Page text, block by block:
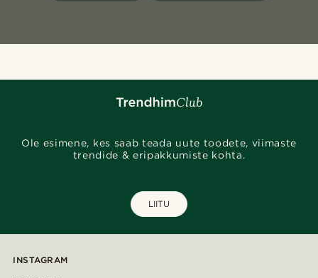
Ole esimene, kes saab teada uute toodete, viimaste
trendide & eripakkumiste kohta.
LIITU
INSTAGRAM